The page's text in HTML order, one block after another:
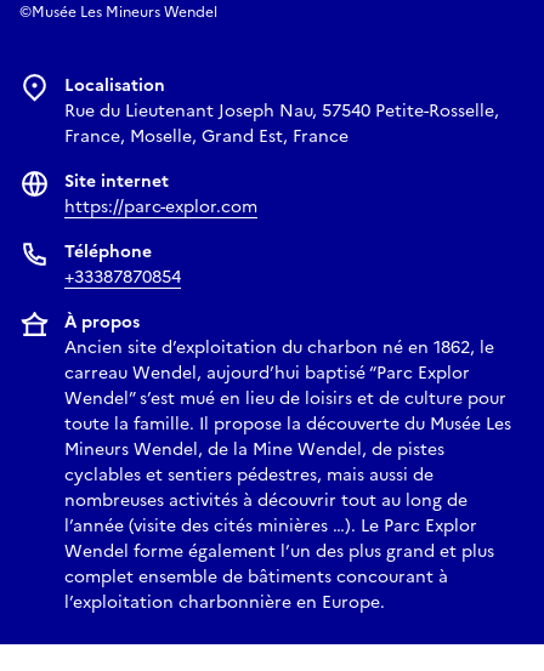
©Musée Les Mineurs Wendel
Localisation
Rue du Lieutenant Joseph Nau, 57540 Petite-Rosselle,
France, Moselle, Grand Est, France
Site internet
https://parc-explor.com
Téléphone
+33387870854
À propos
Ancien site d’exploitation du charbon né en 1862, le
carreau Wendel, aujourd’hui baptisé “Parc Explor
Wendel” s’est mué en lieu de loisirs et de culture pour
toute la famille. Il propose la découverte du Musée Les
Mineurs Wendel, de la Mine Wendel, de pistes
cyclables et sentiers pédestres, mais aussi de
nombreuses activités à découvrir tout au long de
l’année (visite des cités minières …). Le Parc Explor
Wendel forme également l’un des plus grand et plus
complet ensemble de bâtiments concourant à
l’exploitation charbonnière en Europe.